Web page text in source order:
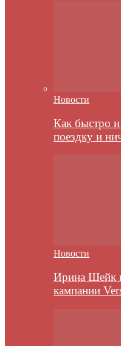
Новости
Как быстро и
поездку и
Новости
Ирина Шейк
кампании